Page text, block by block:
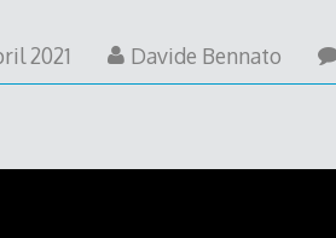
2021 Davide Bennato